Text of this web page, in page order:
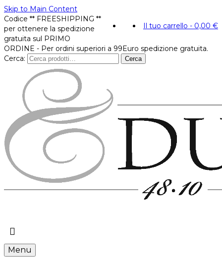
Skip to Main Content
Il tuo carrello - 0,00 €
Codice ** FREESHIPPING **
per ottenere la spedizione
gratuita sul PRIMO
ORDINE - Per ordini superiori a 99Euro spedizione gratuita.
Cerca:
Cerca
Menu